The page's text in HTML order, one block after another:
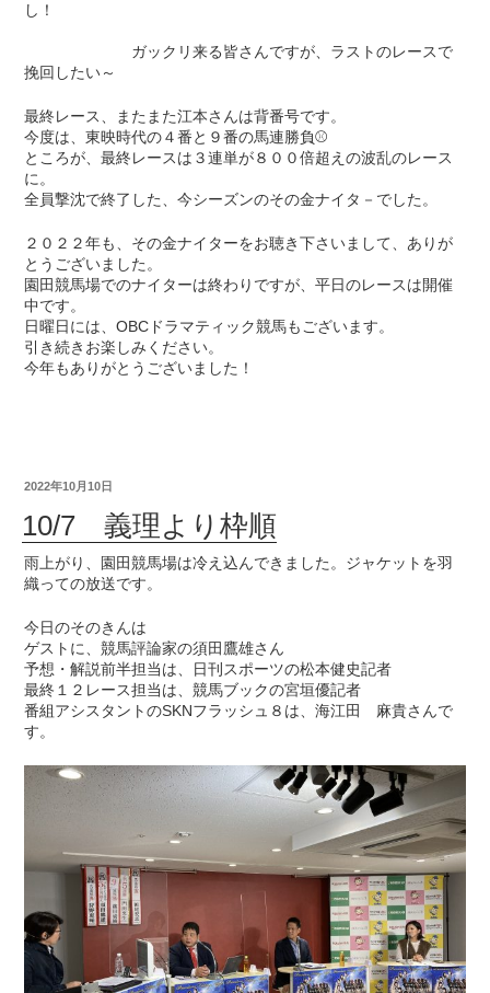
し！
ガックリ来る皆さんですが、ラストのレースで
挽回したい～
最終レース、またまた江本さんは背番号です。
今度は、東映時代の４番と９番の馬連勝負⚾
ところが、最終レースは３連単が８００倍超えの波乱のレース
に。
全員撃沈で終了した、今シーズンのその金ナイタ－でした。
２０２２年も、その金ナイターをお聴き下さいまして、ありが
とうございました。
園田競馬場でのナイターは終わりですが、平日のレースは開催
中です。
日曜日には、OBCドラマティック競馬もございます。
引き続きお楽しみください。
今年もありがとうございました！
2022年10月10日
10/7 義理より枠順
雨上がり、園田競馬場は冷え込んできました。ジャケットを羽
織っての放送です。
今日のそのきんは
ゲストに、競馬評論家の須田鷹雄さん
予想・解説前半担当は、日刊スポーツの松本健史記者
最終１２レース担当は、競馬ブックの宮垣優記者
番組アシスタントのSKNフラッシュ８は、海江田 麻貴さんで
す。